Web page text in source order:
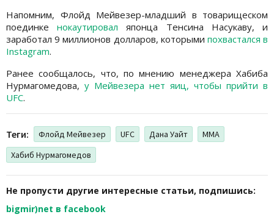
Напомним, Флойд Мейвезер-младший в товарищеском
поединкенокаутировал японца Тенсина Насукаву, и
заработал 9 миллионов долларов, которыми похвастался в
Instagram.
Ранее сообщалось, что, по мнению менеджера Хабиба
Нурмагомедова, у Мейвезера нет яиц, чтобы прийти в
UFC.
Теги: Флойд Мейвезер UFC Дана Уайт
MMA
Хабиб Нурмагомедов
Не пропусти другие интересные статьи, подпишись:
bigmir)net в facebook